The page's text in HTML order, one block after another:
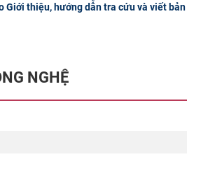
Giới thiệu, hướng dẫn tra cứu và viết bản
NGHỆ